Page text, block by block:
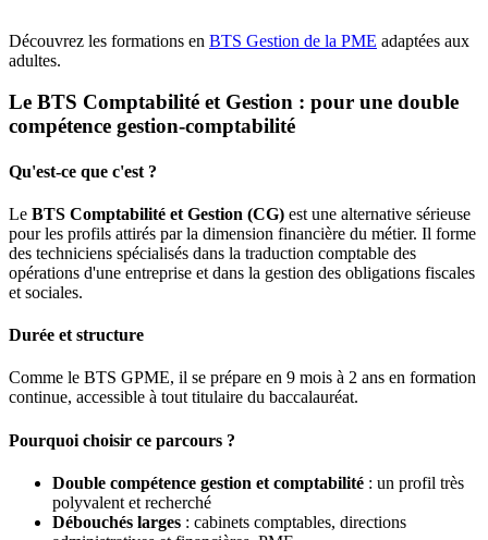
Découvrez les formations en BTS Gestion de la PME adaptées aux
adultes.
Le BTS Comptabilité et Gestion : pour une double
compétence gestion-comptabilité
Qu'est-ce que c'est ?
Le BTS Comptabilité et Gestion (CG) est une alternative sérieuse
pour les profils attirés par la dimension financière du métier. Il forme
des techniciens spécialisés dans la traduction comptable des
opérations d'une entreprise et dans la gestion des obligations fiscales
et sociales.
Durée et structure
Comme le BTS GPME, il se prépare en 9 mois à 2 ans en formation
continue, accessible à tout titulaire du baccalauréat.
Pourquoi choisir ce parcours ?
Double compétence gestion et comptabilité : un profil très
polyvalent et recherché
Débouchés larges : cabinets comptables, directions